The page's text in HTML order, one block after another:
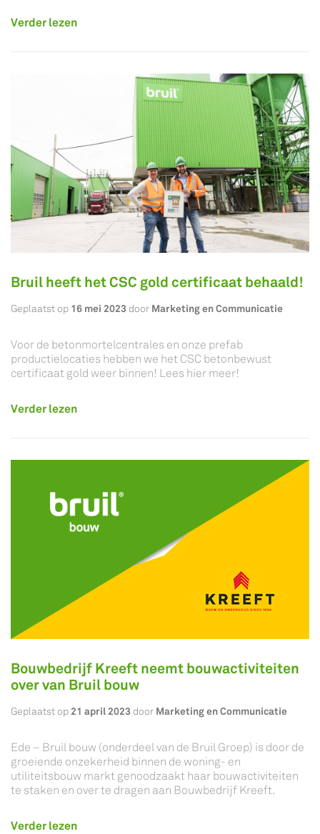
Verder lezen
Bruil heeft het CSC gold certificaat behaald!
Geplaatst op 16 mei 2023 door Marketing en Communicatie
Voor de betonmortelcentrales en onze prefab
productielocaties hebben we het CSC betonbewust
certificaat gold weer binnen! Lees hier meer!
Verder lezen
Bouwbedrijf Kreeft neemt bouwactiviteiten
over van Bruil bouw
Geplaatst op 21 april 2023 door Marketing en Communicatie
Ede – Bruil bouw (onderdeel van de Bruil Groep) is door de
groeiende onzekerheid binnen de woning- en
utiliteitsbouw markt genoodzaakt haar bouwactiviteiten
te staken en over te dragen aan Bouwbedrijf Kreeft.
Verder lezen